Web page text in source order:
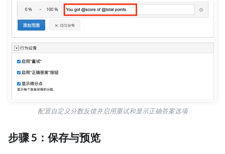
配置自定义分数反馈并启用重试和显示正确答案选项
步骤 5：保存与预览